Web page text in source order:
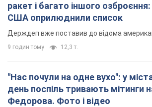
ракет і багато іншого
США оприлюднили список
Держдеп вже поставив до відома
9 годин тому 12,3 т.
"Нас почули на одне вухо": у
день поспіль тривають мітинги
Федорова. Фото і відео